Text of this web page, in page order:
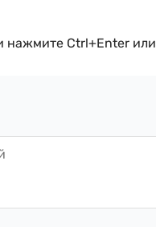
нажмите Ctrl+Enter или